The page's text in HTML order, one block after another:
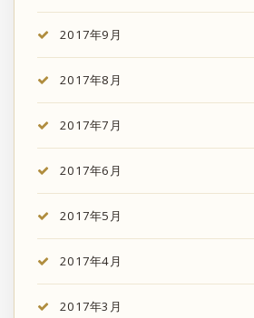
2017年9月
2017年8月
2017年7月
2017年6月
2017年5月
2017年4月
2017年3月